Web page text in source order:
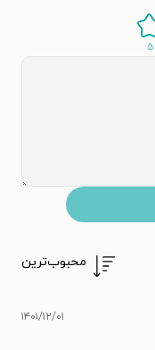
۵
محبوب‌ترین
۱۴۰۱/۱۲/۰۱